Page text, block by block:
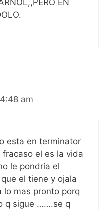
EN
am
esta en terminator
el es la vida
le pondria el
el tiene y ojala
lo mas pronto porq
q sigue …….se q